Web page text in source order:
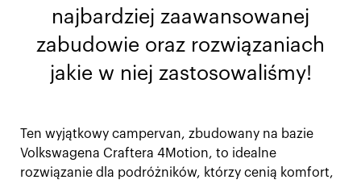
najbardziej zaawansowanej
zabudowie oraz rozwiązaniach
jakie w niej zastosowaliśmy!
Ten wyjątkowy campervan, zbudowany na bazie
Volkswagena Craftera 4Motion, to idealne
rozwiązanie dla podróżników, którzy cenią komfort,